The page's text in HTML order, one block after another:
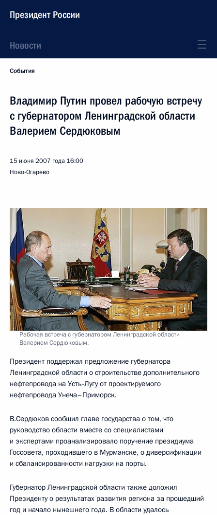
Президент России
Новости
События
Владимир Путин провел рабочую встречу
с губернатором Ленинградской области
Валерием Сердюковым
15 июня 2007 года 16:00
Ново-Огарево
Рабочая встреча с губернатором Ленинградской области
Валерием Сердюковым.
Президент поддержал предложение губернатора
Ленинградской области о строительстве дополнительного
нефтепровода на Усть-Лугу от проектируемого
нефтепровода Унеча–Приморск.
В.Сердюков сообщил главе государства о том, что
руководство области вместе со специалистами
и экспертами проанализировало поручение президиума
Госсовета, проходившего в Мурманске, о диверсификации
и сбалансированности нагрузки на порты.
Губернатор Ленинградской области также доложил
Президенту о результатах развития региона за прошедший
год и начало нынешнего года. В области удалось